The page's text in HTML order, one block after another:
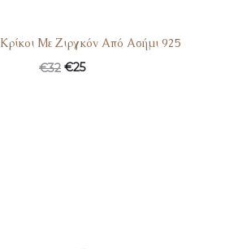
Με Ζιργκόν Από Ασήμι 925
€32 €25